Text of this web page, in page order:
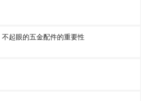
起眼的五金配件的重要性